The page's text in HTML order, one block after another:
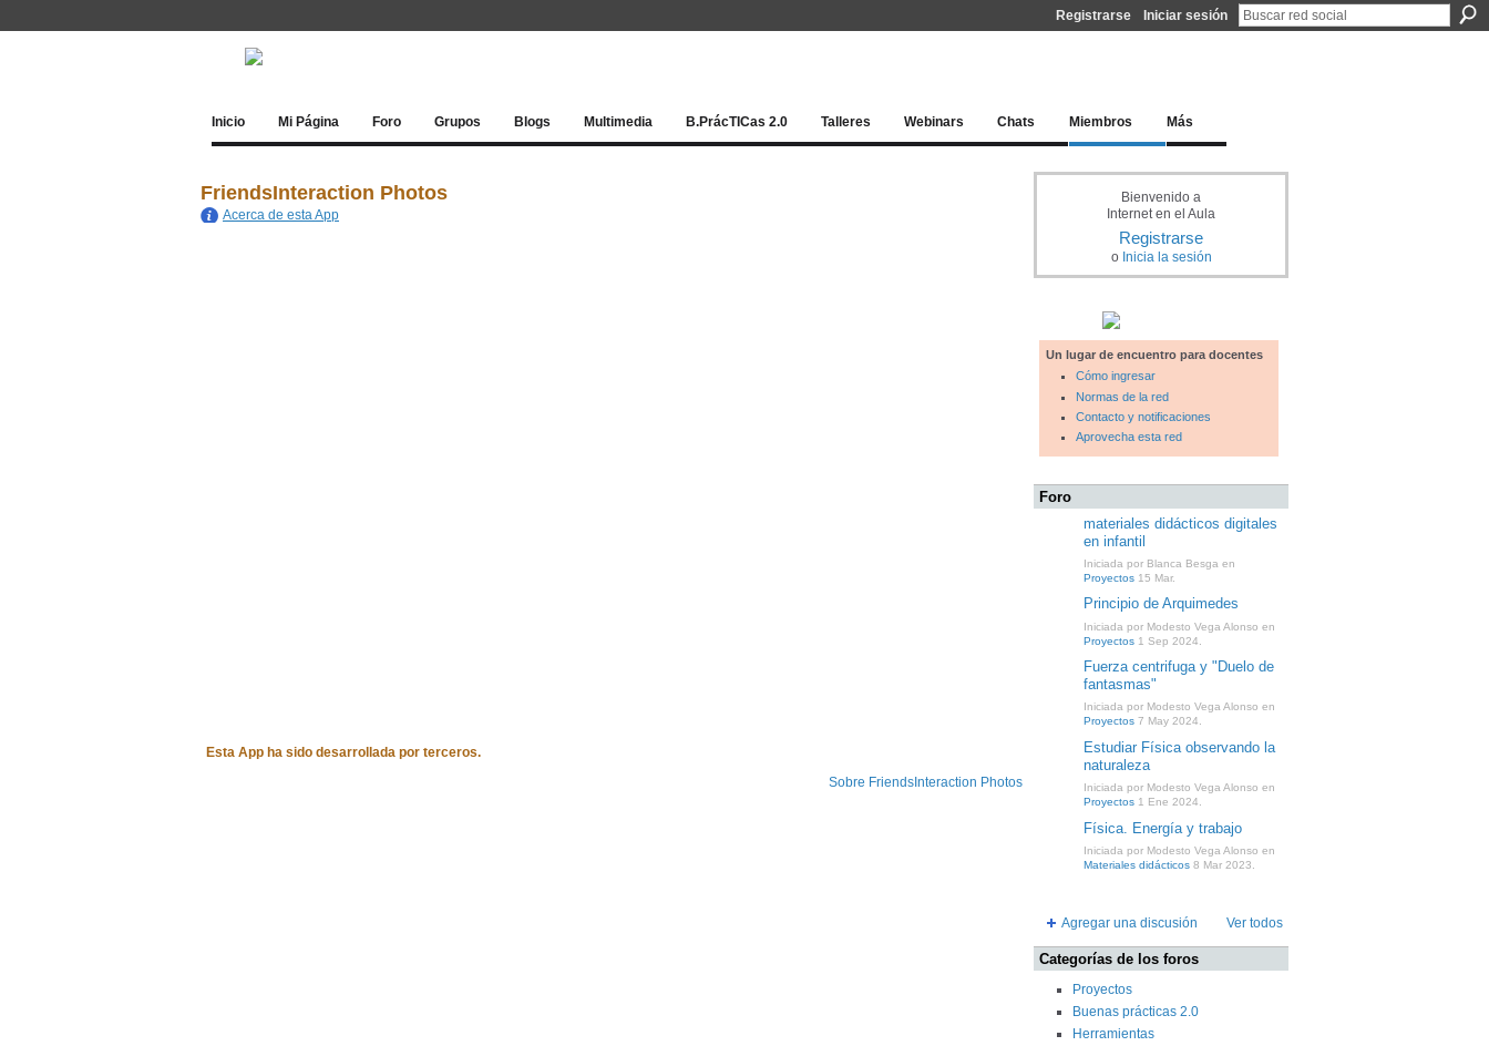
Registrarse Iniciar sesión
Inicio Mi Página Foro Grupos Blogs Multimedia B.PrácTICas 2.0 Talleres Webinars Chats Miembros Más
FriendsInteraction Photos
Acerca de esta App
Esta App ha sido desarrollada por terceros.
Sobre FriendsInteraction Photos
Bienvenido a
Internet en el Aula
Registrarse
o Inicia la sesión
Un lugar de encuentro para docentes
Cómo ingresar
Normas de la red
Contacto y notificaciones
Aprovecha esta red
Foro
materiales didácticos digitales
en infantil
Iniciada por Blanca Besga en
Proyectos 15 Mar.
Principio de Arquimedes
Iniciada por Modesto Vega Alonso en
Proyectos 1 Sep 2024.
Fuerza centrifuga y "Duelo de
fantasmas"
Iniciada por Modesto Vega Alonso en
Proyectos 7 May 2024.
Estudiar Física observando la
naturaleza
Iniciada por Modesto Vega Alonso en
Proyectos 1 Ene 2024.
Física. Energía y trabajo
Iniciada por Modesto Vega Alonso en
Materiales didácticos 8 Mar 2023.
Agregar una discusión Ver todos
Categorías de los foros
Proyectos
Buenas prácticas 2.0
Herramientas